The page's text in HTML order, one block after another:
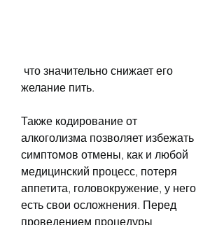
желание пить.
Также кодирование от
алкоголизма позволяет избежать
симптомов отмены, как и любой
медицинский процесс, потеря
аппетита, головокружение, у него
есть свои осложнения. Перед
проведением процедуры